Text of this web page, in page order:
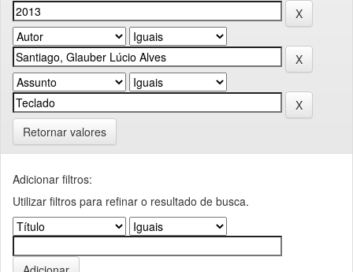
Retornar valores
Adicionar filtros:
Utilizar filtros para refinar o resultado de busca.